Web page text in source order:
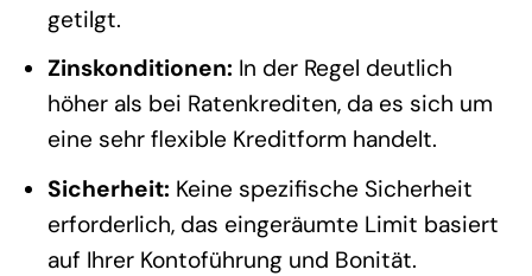
getilgt.
Zinskonditionen: In der Regel deutlich
höher als bei Ratenkrediten, da es sich um
eine sehr flexible Kreditform handelt.
Sicherheit: Keine spezifische Sicherheit
erforderlich, das eingeräumte Limit basiert
auf Ihrer Kontoführung und Bonität.